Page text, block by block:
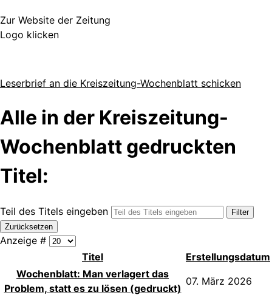
Zur Website der Zeitung
Logo klicken
Leserbrief an die Kreiszeitung-Wochenblatt schicken
Alle in der Kreiszeitung-
Wochenblatt gedruckten
Titel:
Teil des Titels eingeben
Filter
Zurücksetzen
Anzeige #
Titel
Erstellungsdatum
Wochenblatt: Man verlagert das
Problem, statt es zu lösen (gedruckt)
07. März 2026